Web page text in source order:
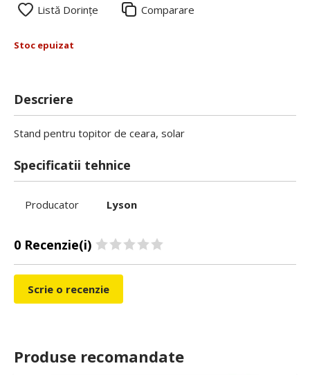
Listă Dorințe Comparare
Stoc epuizat
Descriere
Stand pentru topitor de ceara, solar
Specificatii tehnice
Producator Lyson
0 Recenzie(i)
Scrie o recenzie
Produse recomandate